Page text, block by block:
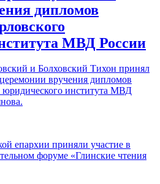
дипломов
МВД России
и Болховский Тихон принял
вручения дипломов
института МВД